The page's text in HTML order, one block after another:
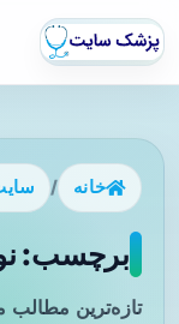
خانه /
برچسب:
تازه‌ترین مطالب